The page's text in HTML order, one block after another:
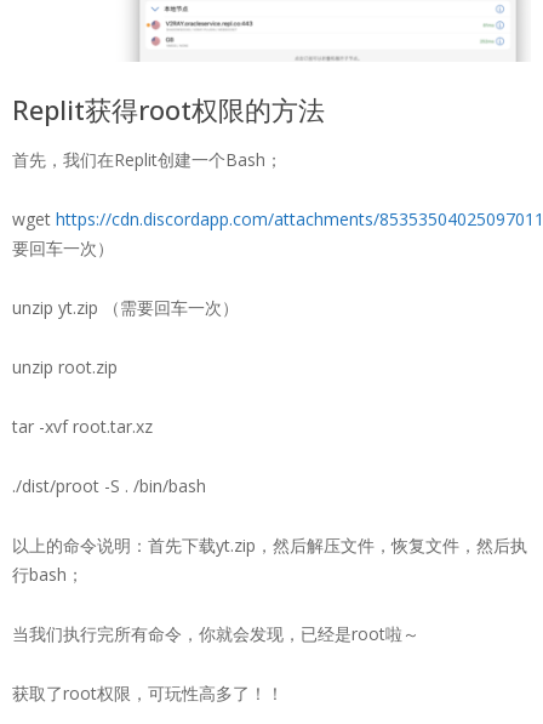
Replit获得root权限的方法
首先，我们在Replit创建一个Bash；
wget https://cdn.discordapp.com/attachments/
要回车一次）
unzip yt.zip （需要回车一次）
unzip root.zip
tar -xvf root.tar.xz
./dist/proot -S . /bin/bash
以上的命令说明：首先下载yt.zip，然后解压文件，恢复文件，然后执
行bash；
当我们执行完所有命令，你就会发现，已经是root啦～
获取了root权限，可玩性高多了！！